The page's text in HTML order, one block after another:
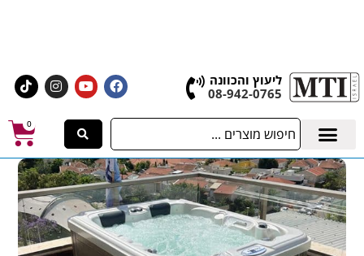
ליעוץ והכוונה
08-942-0765
0